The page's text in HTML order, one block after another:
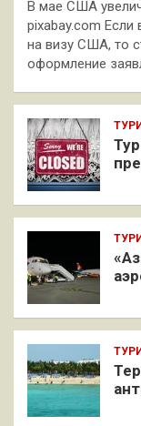
В мае США
pixabay.com
на визу США, то
оформление